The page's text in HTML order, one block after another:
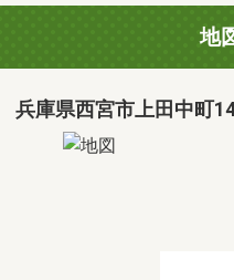
地
兵庫県西宮市上田中町